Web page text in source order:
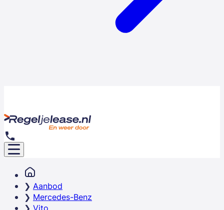
Aanbod
Mercedes-Benz